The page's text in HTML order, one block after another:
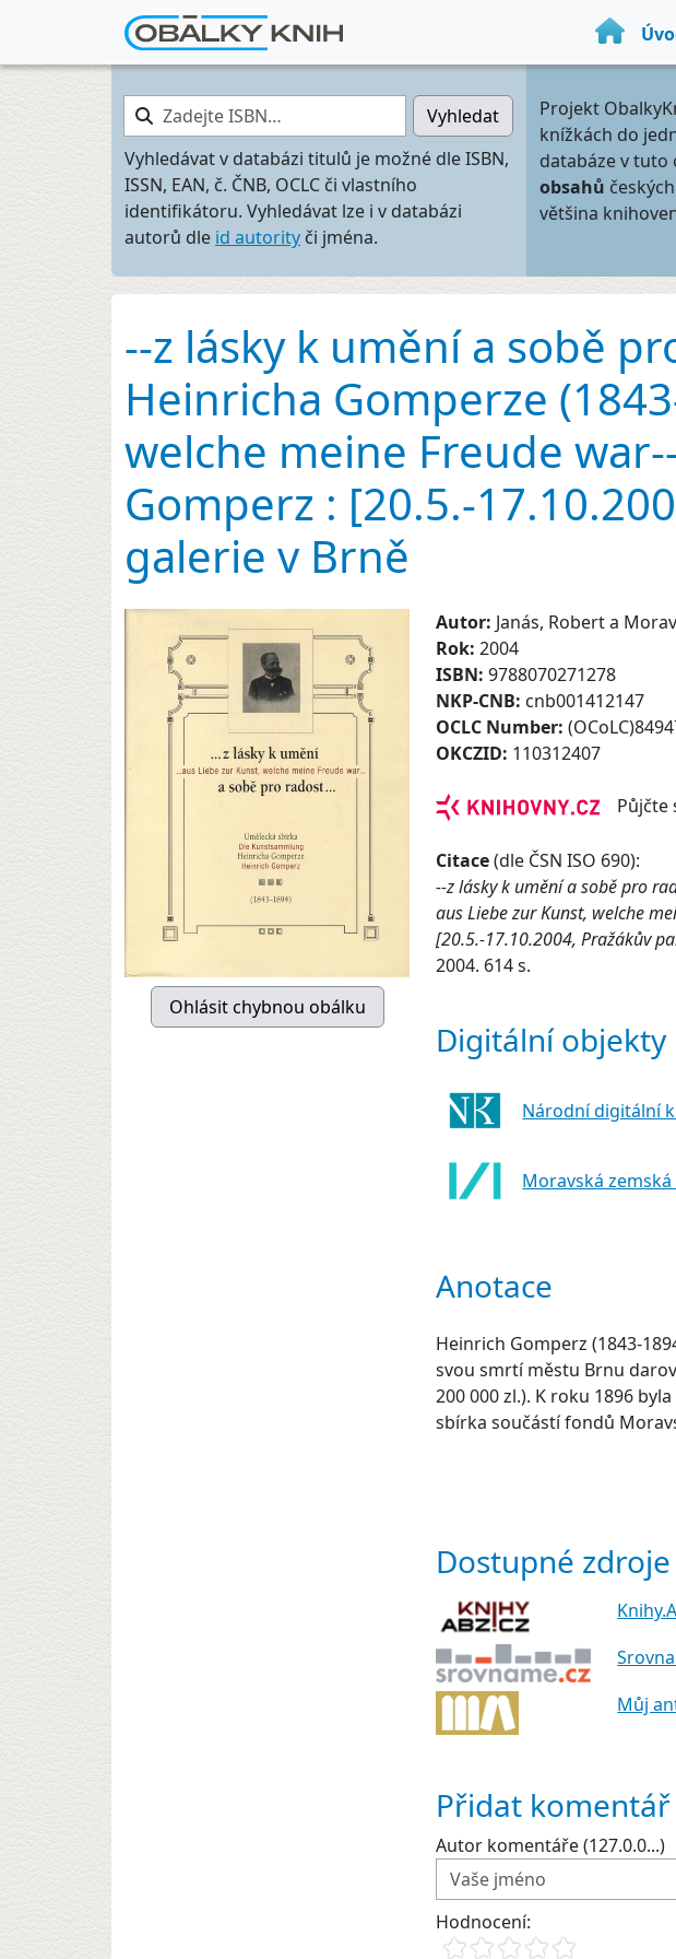
Zadejte ISBN…
Vyhledat
Vyhledávat v databázi titulů je možné dle ISBN,
ISSN, EAN, č. ČNB, OCLC či vlastního
identifikátoru. Vyhledávat lze i v databázi
autorů dle id autority či jména.
Projekt
knížkách do
databáze v tuto
obsahů
většina
--z lásky k umění a sobě
Heinricha Gomperze
welche meine Freude
Gomperz : [20.5.-
galerie v Brně
Autor: Janás, Robert a
Rok: 2004
ISBN: 9788070271278
NKP-CNB: cnb001412147
OCLC Number:
OKCZID: 110312407
Půjčte
Citace(dle ČSN ISO 690):
--z lásky k umění a sobě pro
aus Liebe zur Kunst, welche
[20.5.-17.10.2004, Pražákův
2004. 614 s.
Digitální objekty
Národní digitální
Moravská
Anotace
Heinrich Gomperz (1843-
svou smrtí městu Brnu
200 000 zl.). K roku 1896
sbírka součástí fondů
Dostupné zdroje
Můj
Přidat
Autor komentáře (127.0.0...)
Hodnocení: